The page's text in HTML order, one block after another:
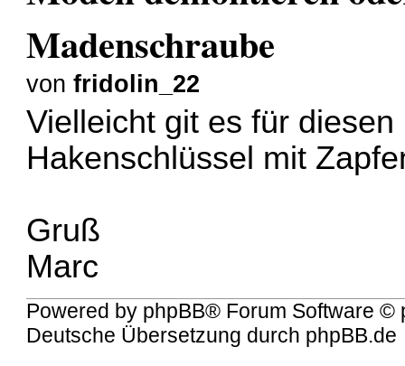
Madenschraube
vonfridolin_22
Vielleicht git es für
Hakenschlüssel mit
Gruß
Marc
Powered by phpBB® Forum Software ©
Deutsche Übersetzung durch phpBB.de